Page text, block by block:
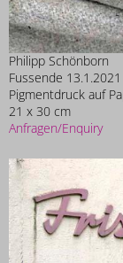
Philipp Schönborn
Fussende 13.1.2021
Pigmentdruck auf
21 x 30 cm
Anfragen/Enquiry